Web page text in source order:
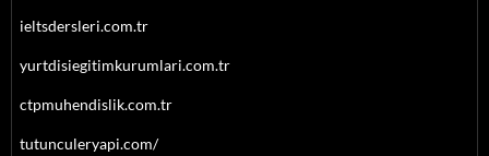
ieltsdersleri.com.tr
yurtdisiegitimkurumlari.com.tr
ctpmuhendislik.com.tr
tutunculeryapi.com/